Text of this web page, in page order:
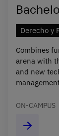
Derecho y
Combines
arena with
and new
ON-CAMPUS